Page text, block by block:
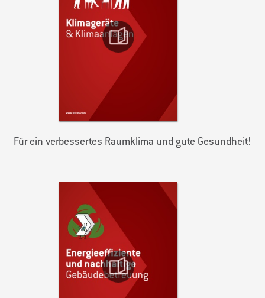
Für ein verbessertes Raumklima und gute Gesundheit!